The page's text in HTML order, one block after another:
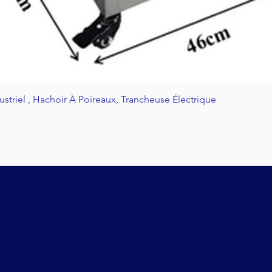
Aperçu rapide
, Hachoir À Poireaux, Trancheuse Électrique